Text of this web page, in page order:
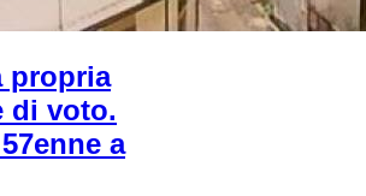
propria
di voto.
a